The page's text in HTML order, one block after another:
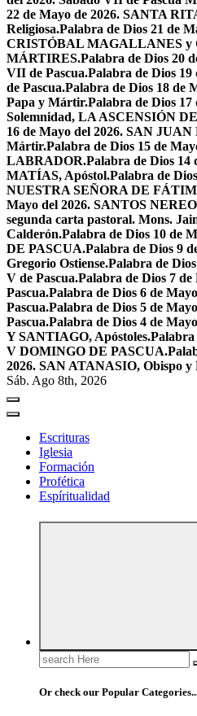
22 de Mayo de 2026. SANTA
Religiosa.Palabra de Dios 21 de
CRISTÓBAL MAGALLANES y
MÁRTIRES.Palabra de Dios 20
VII de Pascua.Palabra de Dios
de Pascua.Palabra de Dios 18 de
Papa y Mártir.Palabra de Dios 17
Solemnidad, LA ASCENSIÓN
16 de Mayo del 2026. SAN
Mártir.Palabra de Dios 15 de
LABRADOR.Palabra de Dios 14
MATÍAS, Apóstol.Palabra de
NUESTRA SEÑORA DE
Mayo del 2026. SANTOS
segunda carta pastoral. Mons.
Calderón.Palabra de Dios 10 de
DE PASCUA.Palabra de Dios 9
Gregorio Ostiense.Palabra de
V de Pascua.Palabra de Dios 7 de
Pascua.Palabra de Dios 6 de
Pascua.Palabra de Dios 5 de
Pascua.Palabra de Dios 4 de
Y SANTIAGO, Apóstoles.Palabra
V DOMINGO DE PASCUA.
2026. SAN ATANASIO, Obispo y
Sáb. Ago 8th, 2026
Escrituras
Iglesia
Formación
Profética
Espíritualidad
Search
for:
Or check our Popular